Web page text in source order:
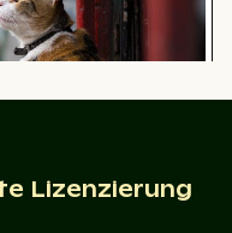
gleitend
Sellin im Winter
Lizenzierung